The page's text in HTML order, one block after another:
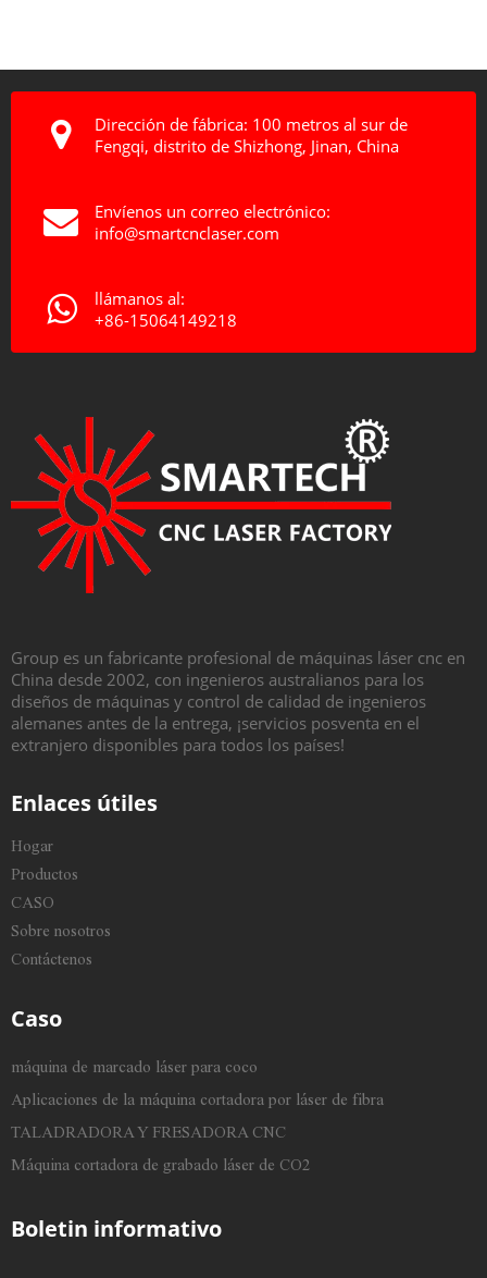
Dirección de fábrica: 100 metros al sur de
Fengqi, distrito de Shizhong, Jinan, China
Envíenos un correo electrónico:
info@smartcnclaser.com
llámanos al:
+86-15064149218
Group es un fabricante profesional de máquinas láser cnc en
China desde 2002, con ingenieros australianos para los
diseños de máquinas y control de calidad de ingenieros
alemanes antes de la entrega, ¡servicios posventa en el
extranjero disponibles para todos los países!
Enlaces útiles
Hogar
Productos
CASO
Sobre nosotros
Contáctenos
Caso
máquina de marcado láser para coco
Aplicaciones de la máquina cortadora por láser de fibra
TALADRADORA Y FRESADORA CNC
Máquina cortadora de grabado láser de CO2
Boletin informativo